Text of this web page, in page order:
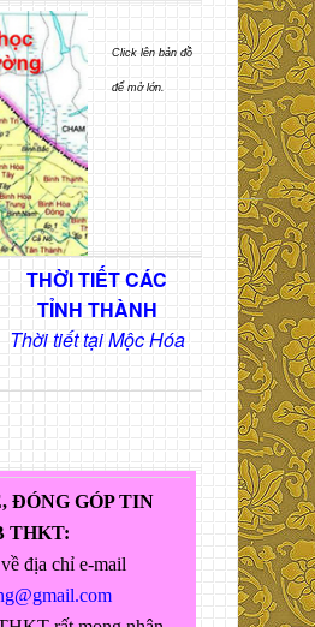
Click lên bản đồ
để mở lớn.
THỜI TIẾT CÁC
TỈNH THÀNH
Thời tiết tại Mộc Hóa
ĐÓNG GÓP TIN
THKT:
địa chỉ e-mail